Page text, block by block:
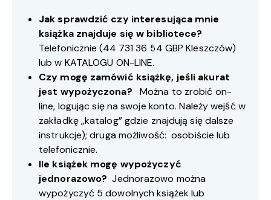
Jak sprawdzić czy interesująca mnie
książka znajduje się w bibliotece?
Telefonicznie (44 731 36 54 GBP Kleszczów)
lub w KATALOGU ON-LINE.
Czy mogę zamówić książkę, jeśli akurat
jest wypożyczona?
Można to zrobić on-
line, logując się na swoje konto. Należy wejść w
zakładkę „katalog” gdzie znajdują się dalsze
instrukcje); druga możliwość: osobiście lub
telefonicznie.
Ile książek mogę wypożyczyć
jednorazowo?Jednorazowo można
wypożyczyć 5 dowolnych książek lub